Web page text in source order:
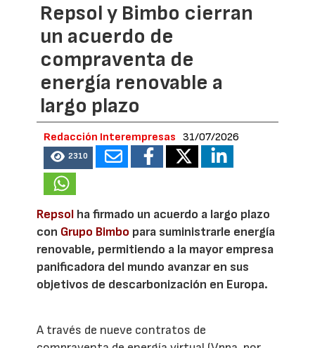
Repsol y Bimbo cierran
un acuerdo de
compraventa de
energía renovable a
largo plazo
Redacción Interempresas 31/07/2026
2310
Repsol ha firmado un acuerdo a largo plazo
con Grupo Bimbo para suministrarle energía
renovable, permitiendo a la mayor empresa
panificadora del mundo avanzar en sus
objetivos de descarbonización en Europa.
A través de nueve contratos de